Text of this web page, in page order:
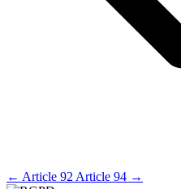
← Article 92 Article 94 →